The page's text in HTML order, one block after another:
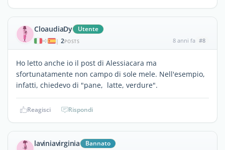
CloaudiaDy Utente
| 2POSTS 8 anni fa #8
Ho letto anche io il post di Alessiacara ma
sfortunatamente non campo di sole mele. Nell'esempio,
infatti, chiedevo di "pane, latte, verdure".
Reagisci Rispondi
laviniavirginia Bannato